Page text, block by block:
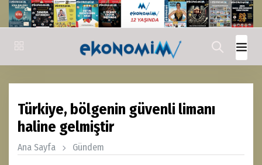
Türkiye, bölgenin güvenli limanı
haline gelmiştir
Ana Sayfa Gündem